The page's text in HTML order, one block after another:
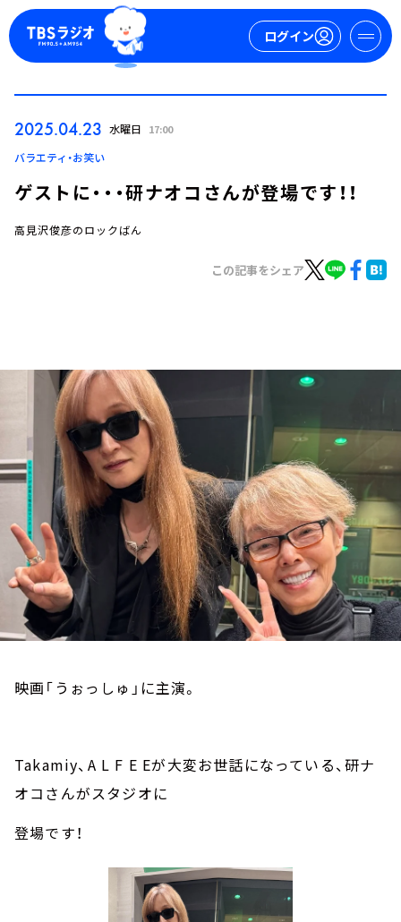
ログイン
ログイン
トピックス
TBS Podcast
お知らせ
イベント・グッズ
YouTube
会社情報
2025.04.23 水曜日 17:00
バラエティ・お笑い
ゲストに・・・研ナオコさんが登場です！！
高見沢俊彦のロックばん
この記事をシェア
映画「うぉっしゅ」に主演。
Takamiy、 A L F E Eが大変お世話になっている、研ナ
オコさんがスタジオに
登場です！